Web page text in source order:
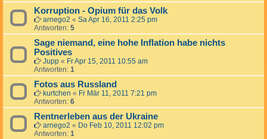
Korruption - Opium für das Volk
arnego2 « Sa Apr 16, 2011 2:25 pm
Antworten: 5
Sage niemand, eine hohe Inflation habe nichts
Positives
Jupp « Fr Apr 15, 2011 10:55 am
Antworten: 1
Fotos aus Russland
kurtchen « Fr Mär 11, 2011 7:21 pm
Antworten: 6
Rentnerleben aus der Ukraine
arnego2 « Do Feb 10, 2011 12:02 pm
Antworten: 1